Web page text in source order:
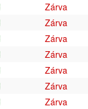
Zárva
Zárva
Zárva
Zárva
Zárva
Zárva
Zárva